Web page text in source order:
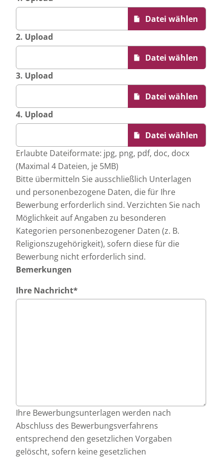
2. Upload
3. Upload
4. Upload
Erlaubte Dateiformate: jpg, png, pdf, doc, docx
(Maximal 4 Dateien, je 5MB)
Bitte übermitteln Sie ausschließlich Unterlagen
und personenbezogene Daten, die für Ihre
Bewerbung erforderlich sind. Verzichten Sie nach
Möglichkeit auf Angaben zu besonderen
Kategorien personenbezogener Daten (z. B.
Religionszugehörigkeit), sofern diese für die
Bewerbung nicht erforderlich sind.
Bemerkungen
Ihre Nachricht*
Ihre Bewerbungsunterlagen werden nach
Abschluss des Bewerbungsverfahrens
entsprechend den gesetzlichen Vorgaben
gelöscht, sofern keine gesetzlichen